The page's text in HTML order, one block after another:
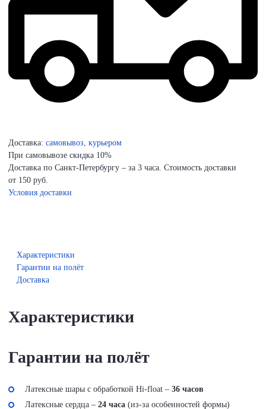
Доставка: самовывоз, курьером
При самовывозе скидка 10%
Доставка по Санкт-Петербургу – за 3 часа. Стоимость доставки
от 150 руб.
Условия доставки
Характеристики
Гарантии на полёт
Доставка
Характеристики
Гарантии на полёт
Латексные шары с обработкой Hi-float – 36 часов
Латексные сердца – 24 часа (из-за особенностей формы)